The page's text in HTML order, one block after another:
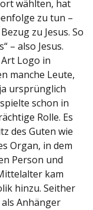
wählten, hat
zu tun –
zu Jesus. So
– also Jesus.
Logo in
manche Leute,
ursprünglich
schon in
Rolle. Es
des Guten wie
Organ, in dem
Person und
kam
hinzu. Seither
Anhänger